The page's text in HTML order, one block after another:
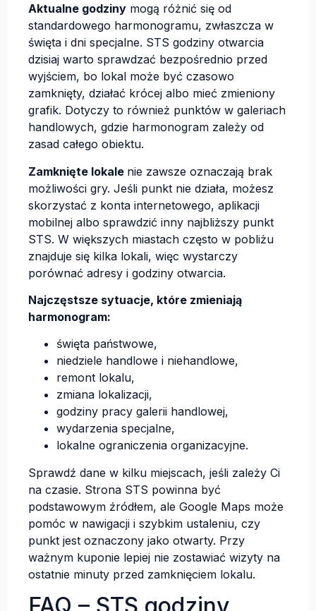
Aktualne godziny mogą różnić się od
standardowego harmonogramu, zwłaszcza w
święta i dni specjalne. STS godziny otwarcia
dzisiaj warto sprawdzać bezpośrednio przed
wyjściem, bo lokal może być czasowo
zamknięty, działać krócej albo mieć zmieniony
grafik. Dotyczy to również punktów w galeriach
handlowych, gdzie harmonogram zależy od
zasad całego obiektu.
Zamknięte lokale nie zawsze oznaczają brak
możliwości gry. Jeśli punkt nie działa, możesz
skorzystać z konta internetowego, aplikacji
mobilnej albo sprawdzić inny najbliższy punkt
STS. W większych miastach często w pobliżu
znajduje się kilka lokali, więc wystarczy
porównać adresy i godziny otwarcia.
Najczęstsze sytuacje, które zmieniają
harmonogram:
święta państwowe,
niedziele handlowe i niehandlowe,
remont lokalu,
zmiana lokalizacji,
godziny pracy galerii handlowej,
wydarzenia specjalne,
lokalne ograniczenia organizacyjne.
Sprawdź dane w kilku miejscach, jeśli zależy Ci
na czasie. Strona STS powinna być
podstawowym źródłem, ale Google Maps może
pomóc w nawigacji i szybkim ustaleniu, czy
punkt jest oznaczony jako otwarty. Przy
ważnym kuponie lepiej nie zostawiać wizyty na
ostatnie minuty przed zamknięciem lokalu.